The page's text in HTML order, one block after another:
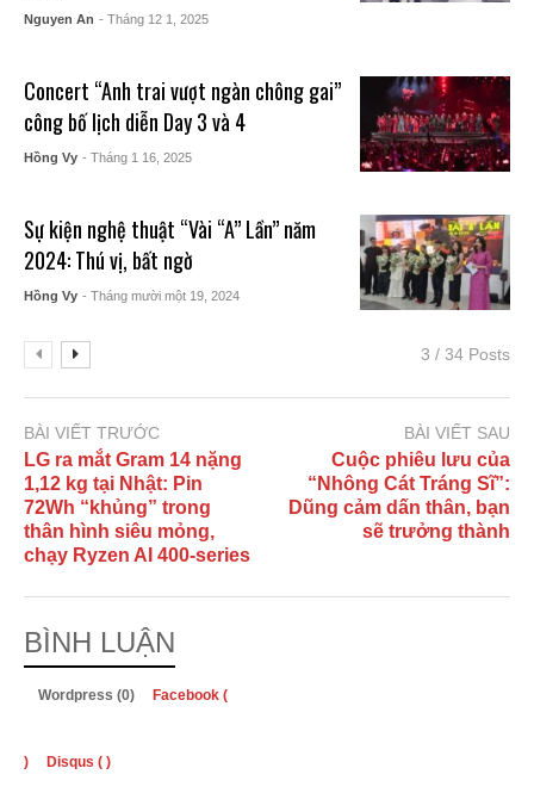
Nguyen An - Tháng 12 1, 2025
Concert “Anh trai vượt ngàn chông gai”
công bố lịch diễn Day 3 và 4
Hồng Vy - Tháng 1 16, 2025
Sự kiện nghệ thuật “Vài “A” Lần” năm
2024: Thú vị, bất ngờ
Hồng Vy - Tháng mười một 19, 2024
3 / 34 Posts
BÀI VIẾT TRƯỚC
LG ra mắt Gram 14 nặng
1,12 kg tại Nhật: Pin
72Wh “khủng” trong
thân hình siêu mỏng,
chạy Ryzen AI 400-series
BÀI VIẾT SAU
Cuộc phiêu lưu của
“Nhông Cát Tráng Sĩ”:
Dũng cảm dấn thân, bạn
sẽ trưởng thành
BÌNH LUẬN
Wordpress (0) Facebook (
) Disqus ( )